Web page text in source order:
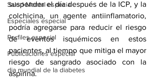
Salud Mental especial
Especiales especial
Perfiles especial
Publicaciones especial
dia mundial de la diabetes
colchicina, un agente antiinflamatorio,
podría agregarse para reducir el riesgo
de eventos isquémicos en estos
pacientes, al tiempo que mitiga el mayor
riesgo de sangrado asociado con la
aspirina.